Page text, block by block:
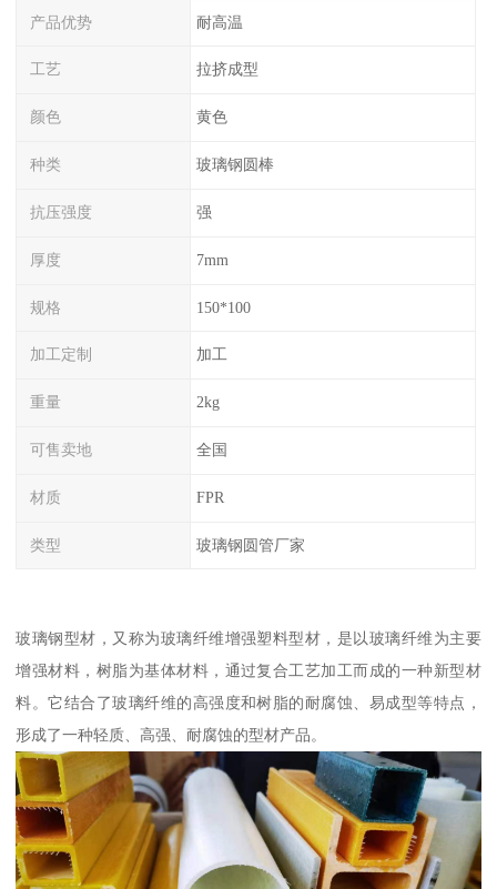
产品优势 耐高温
工艺 拉挤成型
颜色 黄色
种类 玻璃钢圆棒
抗压强度 强
厚度 7mm
规格 150*100
加工定制 加工
重量 2kg
可售卖地 全国
材质 FPR
类型 玻璃钢圆管厂家
玻璃钢型材，又称为玻璃纤维增强塑料型材，是以玻璃纤维为主要
增强材料，树脂为基体材料，通过复合工艺加工而成的一种新型材
料。它结合了玻璃纤维的高强度和树脂的耐腐蚀、易成型等特点，
形成了一种轻质、高强、耐腐蚀的型材产品。